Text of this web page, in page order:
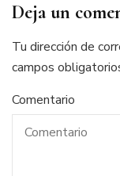
Deja un
Tu dirección de
campos
Comentario